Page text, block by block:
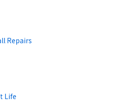
Repairs
Life